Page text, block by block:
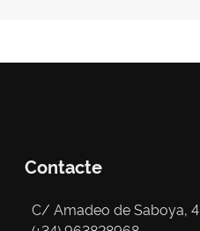
Contacte
C/ Amadeo de Saboya, 4